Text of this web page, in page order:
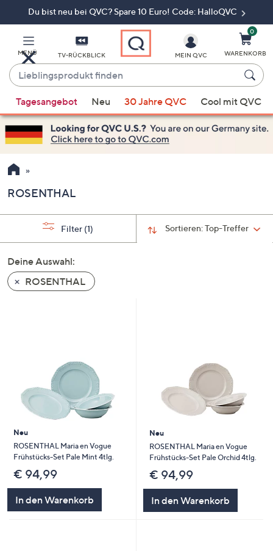
Du bist neu bei QVC? Spare 10 Euro! Code: HalloQVC
MENÜ TV-RÜCKBLICK
Lieblingsprodukt
finden
Vorschläge
verfügbar
sind,
verwenden
Sie
Pfeiltasten
nach
und
nach
unten
oder
links
bzw.
rechts,
um
diese
anzuzeigen.
MEIN QVC
0
WARENKORB
Tagesangebot Neu 30 Jahre QVC Cool mit QVC
ROSENTHAL
Sortieren:Top-Treffer
Filter (1)
Deine Auswahl:
ROSENTHAL
Neu
ROSENTHAL Maria en Vogue
Frühstücks-Set Pale Mint 4tlg.
€ 94,99
In den Warenkorb
Neu
ROSENTHAL Maria en Vogue
Frühstücks-Set Pale Orchid 4tlg.
€ 94,99
In den Warenkorb